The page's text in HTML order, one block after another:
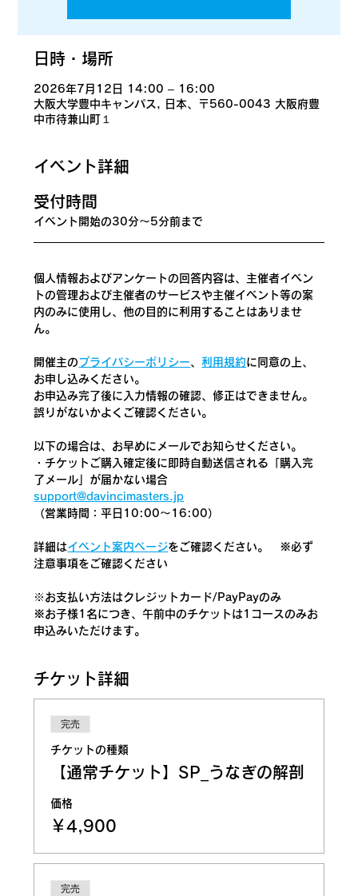
日時・場所
2026年7月12日 14:00 – 16:00
大阪大学豊中キャンパス, 日本、〒560-0043 大阪府豊
中市待兼山町１
イベント詳細
​受付時間
イベント開始の30分〜5分前まで
個人情報およびアンケートの回答内容は、主催者イベン
トの管理および主催者のサービスや主催イベント等の案
内のみに使用し、他の目的に利用することはありませ
ん。
開催主のプライバシーポリシー、利用規約に同意の上、
お申し込みください。
お申込み完了後に入力情報の確認、修正はできません。
誤りがないかよくご確認ください。
以下の場合は、お早めにメールでお知らせください。
・チケットご購入確定後に即時自動送信される「購入完
了メール」が届かない場合
support@davincimasters.jp
（営業時間：平日10:00～16:00）
詳細はイベント案内ページをご確認ください。
※必ず
注意事項をご確認ください
​※お支払い方法はクレジットカード/PayPayのみ
※お子様1名につき、午前中のチケットは1コースのみお
申込みいただけます。
チケット詳細
完売
チケットの種類
【通常チケット】SP_うなぎの解剖
価格
￥4,900
完売